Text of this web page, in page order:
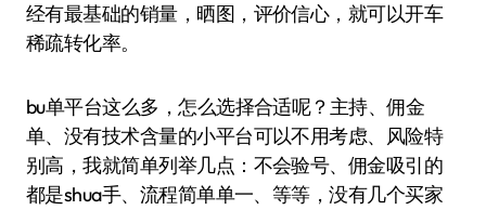
经有最基础的销量，晒图，评价信心，就可以开车
稀疏转化率。
bu单平台这么多，怎么选择合适呢？主持、佣金
单、没有技术含量的小平台可以不用考虑、风险特
别高，我就简单列举几点：不会验号、佣金吸引的
都是shua手、流程简单单一、等等，没有几个买家